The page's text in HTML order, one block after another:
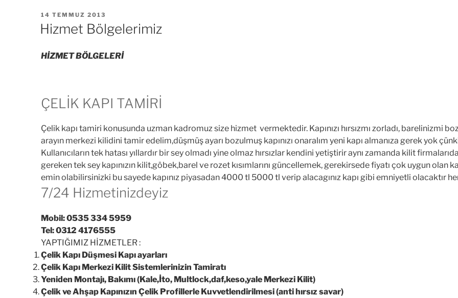
YAYIM
TARIHI
14 TEMMUZ 2013
Hizmet Bölgelerimiz
HİZMET BÖLGELERİ
ÇELİK KAPI TAMİRİ
Çelik kapı tamiri konusunda uzman kadromuz size hizmet vermektedir. Kapınızı hırsızmı zorladı, barelinizmi
arayın merkezi kilidini tamir edelim,düşmüş ayarı bozulmuş kapınızı onaralım yeni kapı almanıza gerek yok
Kullanıcıların tek hatası yıllardır bir sey olmadı yine olmaz hırsızlar kendini yetiştirir aynı zamanda kilit
gereken tek sey kapınızın kilit,göbek,barel ve rozet kısımlarını güncellemek, gerekirsede fiyatı çok uygun
emin olabilirsinizki bu sayede kapınız piyasadan 4000 tl 5000 tl verip alacagınız kapı gibi emniyetli olacaktır
7/24 Hizmetinizdeyiz
Mobil: 0535 334 5959
Tel: 0312 4176555
YAPTIĞIMIZ HİZMETLER :
Çelik Kapı Düşmesi Kapı ayarları
Çelik Kapı Merkezi Kilit Sistemlerinizin Tamiratı
Yeniden Montajı, Bakımı (Kale,İto, Multlock,daf,keso,yale Merkezi Kilit)
Çelik ve Ahşap Kapınızın Çelik Profillerle Kuvvetlendirilmesi (anti hırsız savar)